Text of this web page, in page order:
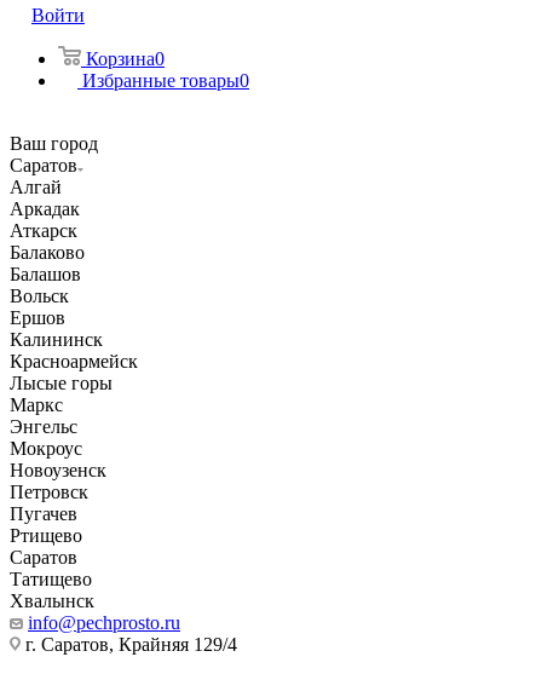
Войти
Корзина0
Избранные товары0
Ваш город
Саратов
Алгай
Аркадак
Аткарск
Балаково
Балашов
Вольск
Ершов
Калининск
Красноармейск
Лысые горы
Маркс
Энгельс
Мокроус
Новоузенск
Петровск
Пугачев
Ртищево
Саратов
Татищево
Хвалынск
info@pechprosto.ru
г. Саратов, Крайняя 129/4